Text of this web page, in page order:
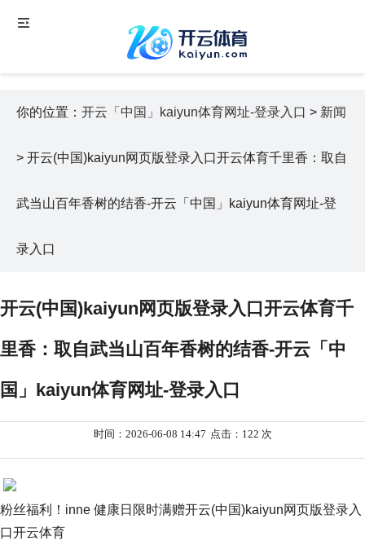
你的位置： 开云「中国」kaiyun体育网址-登录入口 > 新闻
> 开云(中国)kaiyun网页版登录入口开云体育千里香：取自
武当山百年香树的结香-开云「中国」kaiyun体育网址-登
录入口
开云(中国)kaiyun网页版登录入口开云体育千
里香：取自武当山百年香树的结香-开云「中
国」kaiyun体育网址-登录入口
时间：2026-06-08 14:47 点击：122 次
粉丝福利！inne 健康日限时满赠开云(中国)kaiyun网页版登录入
口开云体育